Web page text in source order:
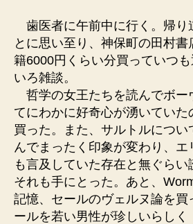
歯医者に午前中に行く。帰り
とに思い至り、神保町の田村
籍6000円くらい分買っていつ
いろ雑談。
哲学の女王たちを読んでボー
てにわかに好奇心が湧いていた
買った。また、サルトルについ
んでまったく印象が変わり、
も言及していた存在と無ぐらい
それも手にとった。あと、
記憶、セールのヴェルヌ論を買
ールを若い男性が珍しいらしく